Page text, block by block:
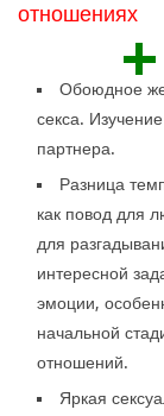
отношениях
+
Обоюдное
секса.
партнера.
Разница
как повод для
для
интересной
эмоции,
начальной
отношений.
Яркая